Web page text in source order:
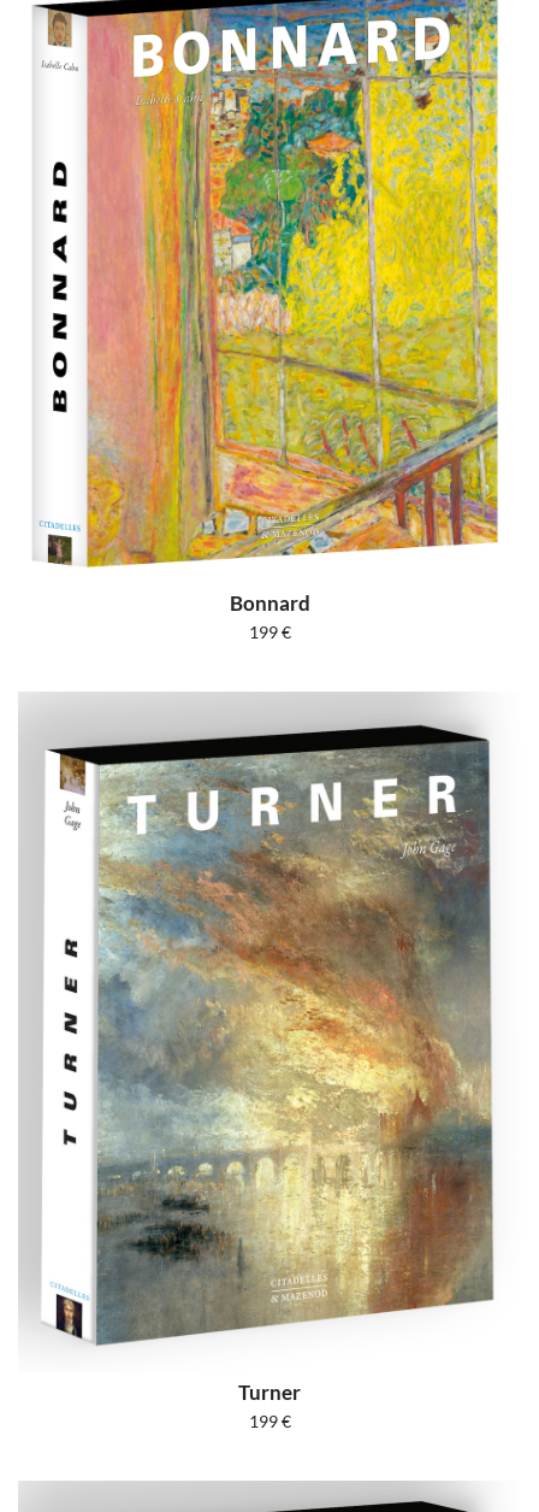
Bonnard
199€
Turner
199€